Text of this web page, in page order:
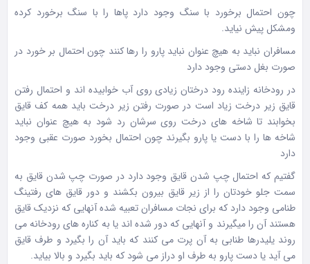
چون احتمال برخورد با سنگ وجود دارد پاها را با سنگ برخورد کرده
ومشکل پیش نیاید.
مسافران نباید به هیچ عنوان نباید پارو را رها کنند چون احتمال بر خورد در
صورت بغل دستی وجود دارد
در رودخانه زاینده رود درختان زیادی روی آب خوابیده اند و احتمال رفتن
قایق زیر درخت زیاد است در صورت رفتن زیر درخت باید همه کف قایق
بخوابند تا شاخه های درخت روی سرشان رد شود به هیچ عنوان نباید
شاخه ها را با دست یا پارو بگیرند چون احتمال بخورد صورت عقبی وجود
دارد
گفتیم که احتمال چپ شدن قایق وجود دارد در صورت چپ شدن قایق به
سمت جلو خودتان را از زیر قایق بیرون بکشند و دور قایق های رفتینگ
طنامی وجود دارد که برای نجات مسافران تعبیه شده آنهایی که نزدیک قایق
هستند آن را میگیرند و آنهایی که دور شده اند یا به کناره های رودخانه می
روند یلیدرها طنابی به آن پرت می کنند که باید آن را بگیرد و طرف قایق
می آید یا دست پارو به طرف او دراز می شود که باید بگیرد و بالا بیاید.